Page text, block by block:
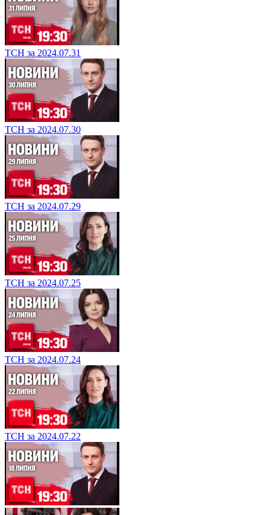
ТСН за 2024.07.31
ТСН за 2024.07.30
ТСН за 2024.07.29
ТСН за 2024.07.25
ТСН за 2024.07.24
ТСН за 2024.07.22